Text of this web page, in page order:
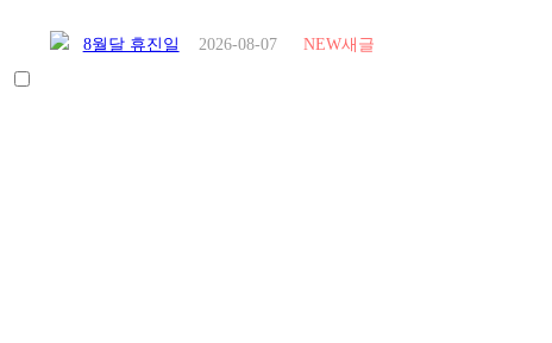
8월달 휴진일 2026-08-07 NEW새글